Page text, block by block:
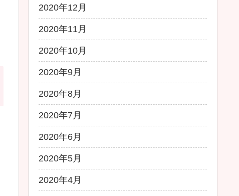
2020年12月
2020年11月
2020年10月
2020年9月
2020年8月
2020年7月
2020年6月
2020年5月
2020年4月